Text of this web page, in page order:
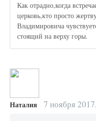
Как отрадно,когда
церковь,кто просто
Владимировича
стоящий на верху горы.
Наталия 7 ноября